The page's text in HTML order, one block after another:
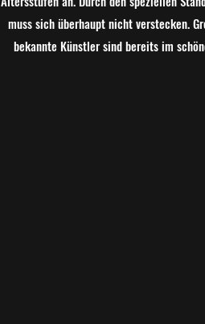
muss sich überhaupt nicht verstecken.
bekannte Künstler sind bereits im